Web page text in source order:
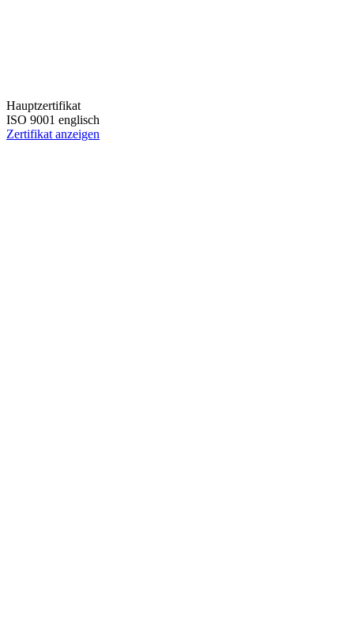
Hauptzertifikat
ISO 9001 englisch
Zertifikat anzeigen